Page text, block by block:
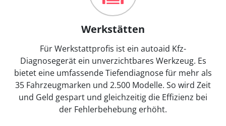
Werkstätten
Für Werkstattprofis ist ein autoaid Kfz-
Diagnosegerät ein unverzichtbares Werkzeug. Es
bietet eine umfassende Tiefendiagnose für mehr als
35 Fahrzeugmarken und 2.500 Modelle. So wird Zeit
und Geld gespart und gleichzeitig die Effizienz bei
der Fehlerbehebung erhöht.